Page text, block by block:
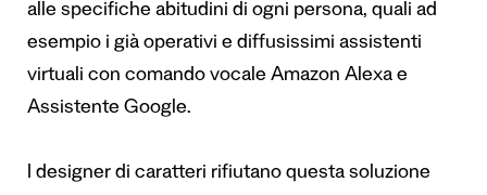
alle specifiche abitudini di ogni persona, quali ad
esempio i già operativi e diffusissimi assistenti
virtuali con comando vocale Amazon Alexa e
Assistente Google.
I designer di caratteri rifiutano questa soluzione